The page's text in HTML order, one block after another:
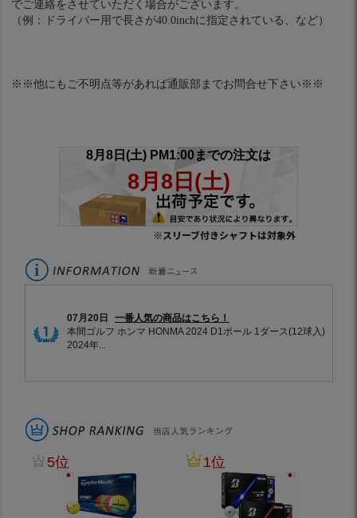
でご連絡をさせていただく場合がございます。
（例：ドライバー用で長さが40.0inchに指定されている、など）
※※他にもご不明点等があれば通販部までお問合せ下さい※※
※スリーブ付きシャフトは対象外